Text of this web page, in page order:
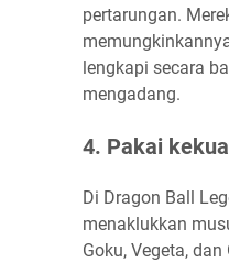
pertarungan.
lengkapi secara
mengadang.
4. Pakai
Di Dragon Ball
menaklukkan
Goku, Vegeta, dan